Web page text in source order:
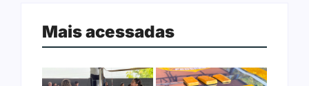
Mais acessadas